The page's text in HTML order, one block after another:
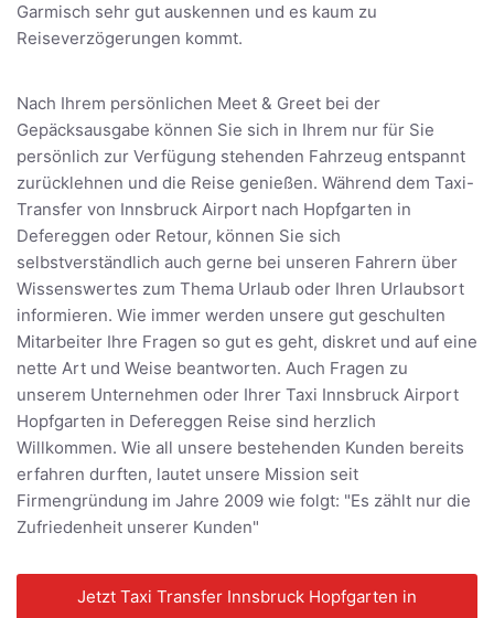
Garmisch sehr gut auskennen und es kaum zu
Reiseverzögerungen kommt.
Nach Ihrem persönlichen Meet & Greet bei der
Gepäcksausgabe können Sie sich in Ihrem nur für Sie
persönlich zur Verfügung stehenden Fahrzeug entspannt
zurücklehnen und die Reise genießen. Während dem Taxi-
Transfer von Innsbruck Airport nach Hopfgarten in
Defereggen oder Retour, können Sie sich
selbstverständlich auch gerne bei unseren Fahrern über
Wissenswertes zum Thema Urlaub oder Ihren Urlaubsort
informieren. Wie immer werden unsere gut geschulten
Mitarbeiter Ihre Fragen so gut es geht, diskret und auf eine
nette Art und Weise beantworten. Auch Fragen zu
unserem Unternehmen oder Ihrer Taxi Innsbruck Airport
Hopfgarten in Defereggen Reise sind herzlich
Willkommen. Wie all unsere bestehenden Kunden bereits
erfahren durften, lautet unsere Mission seit
Firmengründung im Jahre 2009 wie folgt: "Es zählt nur die
Zufriedenheit unserer Kunden"
Jetzt Taxi Transfer Innsbruck Hopfgarten in